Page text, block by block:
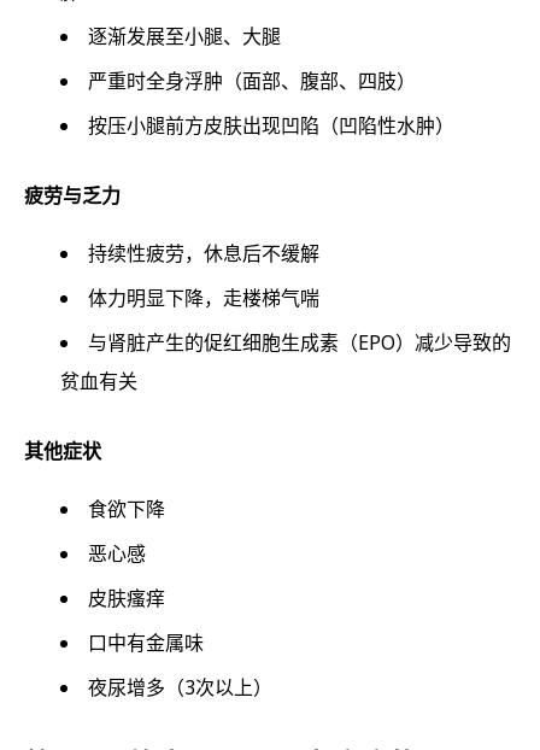
逐渐发展至小腿、大腿
严重时全身浮肿（面部、腹部、四肢）
按压小腿前方皮肤出现凹陷（凹陷性水肿）
疲劳与乏力
持续性疲劳，休息后不缓解
体力明显下降，走楼梯气喘
与肾脏产生的促红细胞生成素（EPO）减少导致的
贫血有关
其他症状
食欲下降
恶心感
皮肤瘙痒
口中有金属味
夜尿增多（3次以上）